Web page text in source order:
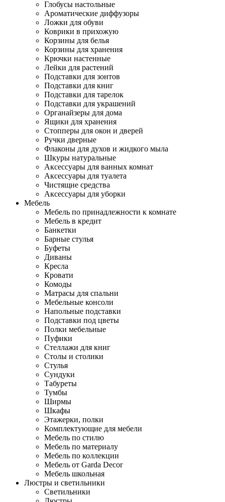
Глобусы настольные
Ароматические диффузоры
Ложки для обуви
Коврики в прихожую
Корзины для белья
Корзины для хранения
Крючки настенные
Лейки для растений
Подставки для зонтов
Подставки для книг
Подставки для тарелок
Подставки для украшений
Органайзеры для дома
Ящики для хранения
Стопперы для окон и дверей
Ручки дверные
Флаконы для духов и жидкого мыла
Шкуры натуральные
Аксессуары для ванных комнат
Аксессуары для туалета
Чистящие средства
Аксессуары для уборки
Мебель
Мебель по принадлежности к комнате
Мебель в кредит
Банкетки
Барные стулья
Буфеты
Диваны
Кресла
Кровати
Комоды
Матрасы для спальни
Мебельные консоли
Напольные подставки
Подставки под цветы
Полки мебельные
Пуфики
Стеллажи для книг
Столы и столики
Стулья
Сундуки
Табуреты
Тумбы
Ширмы
Шкафы
Этажерки, полки
Комплектующие для мебели
Мебель по стилю
Мебель по материалу
Мебель по коллекции
Мебель от Garda Decor
Мебель школьная
Люстры и светильники
Светильники